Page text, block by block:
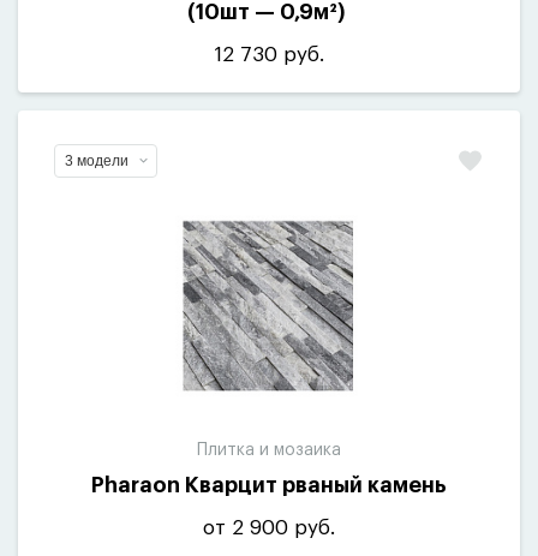
(10шт — 0,9м²)
12 730 руб.
3 модели
Плитка и мозаика
Pharaon Кварцит рваный камень
от 2 900 руб.